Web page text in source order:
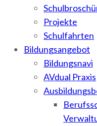
Projekte
Schulfahrten
Bildungsangebot
Bildungsnavi
AVdual Praxis